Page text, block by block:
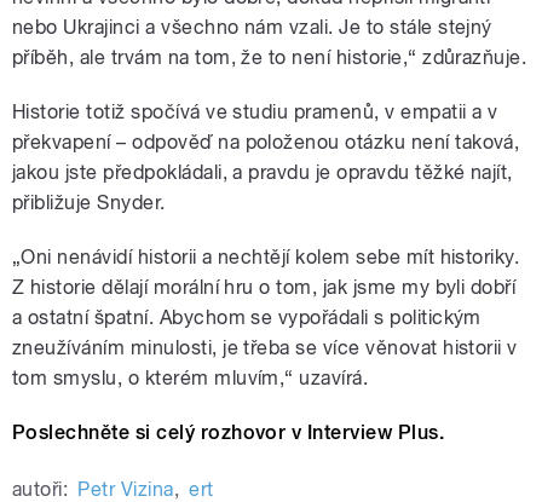
nebo Ukrajinci a všechno nám vzali. Je to stále stejný
příběh, ale trvám na tom, že to není historie,“ zdůrazňuje.
Historie totiž spočívá ve studiu pramenů, v empatii a v
překvapení – odpověď na položenou otázku není taková,
jakou jste předpokládali, a pravdu je opravdu těžké najít,
přibližuje Snyder.
„Oni nenávidí historii a nechtějí kolem sebe mít historiky.
Z historie dělají morální hru o tom, jak jsme my byli dobří
a ostatní špatní. Abychom se vypořádali s politickým
zneužíváním minulosti, je třeba se více věnovat historii v
tom smyslu, o kterém mluvím,“ uzavírá.
Poslechněte si celý rozhovor v Interview Plus.
autoři: Petr Vizina, ert